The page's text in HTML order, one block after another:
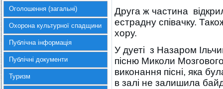
Оголошення (загальні)
Охорона культурної спадщини
Публічна інформація
Публічні документи
Туризм
Друга ж частина
естрадну співачку.
хору.
У дуеті з Назаром
пісню Миколи
виконання пісні, яка
в залі не залишила